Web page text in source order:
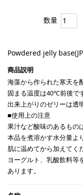
数量
Powdered jelly
海藻から作られた寒天を
固まる温度は40℃前後で
出来上がりのゼリーは透
■使用上の注意
果汁など酸味のあるもの
本品を煮溶かす水分量よ
肌に温めてから加えてく
ヨーグルト、乳酸飲料等
あります。